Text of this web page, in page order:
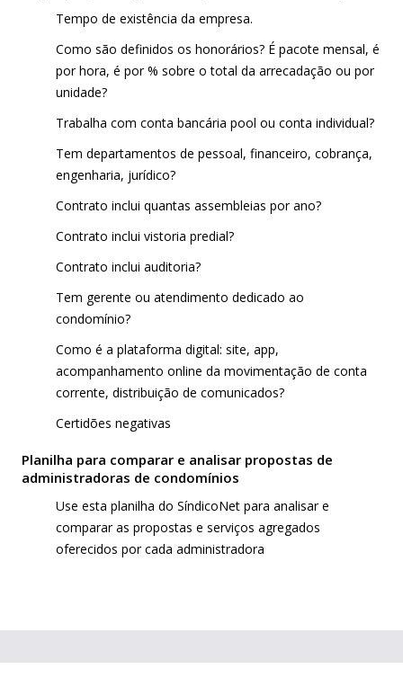
Tempo de existência da empresa.
Como são definidos os honorários? É pacote mensal, é
por hora, é por % sobre o total da arrecadação ou por
unidade?
Trabalha com conta bancária pool ou conta individual?
Tem departamentos de pessoal, financeiro, cobrança,
engenharia, jurídico?
Contrato inclui quantas assembleias por ano?
Contrato inclui vistoria predial?
Contrato inclui auditoria?
Tem gerente ou atendimento dedicado ao
condomínio?
Como é a plataforma digital: site, app,
acompanhamento online da movimentação de conta
corrente, distribuição de comunicados?
Certidões negativas
Planilha para comparar e analisar propostas de
administradoras de condomínios
Use esta planilha do SíndicoNet para analisar e
comparar as propostas e serviços agregados
oferecidos por cada administradora